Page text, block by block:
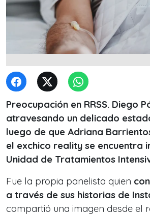
Preocupación en RRSS. Diego
atravesando un delicado
luego de que Adriana
el exchico reality se encuentra
Unidad de Tratamientos
Fue la propia panelista quien
a través de sus historias de
compartió una imagen desde el